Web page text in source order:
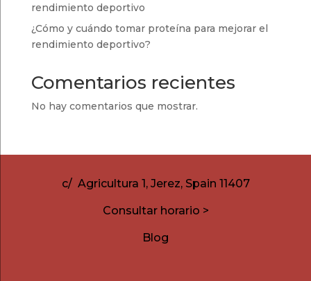
rendimiento deportivo
¿Cómo y cuándo tomar proteína para mejorar el
rendimiento deportivo?
Comentarios recientes
No hay comentarios que mostrar.
c/ Agricultura 1, Jerez, Spain 11407
Consultar horario >
Blog